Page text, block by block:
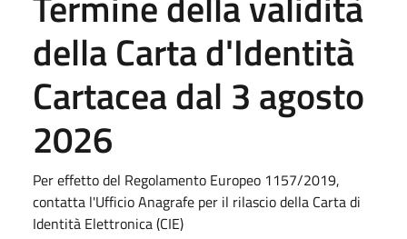
della Carta d'Identità
Cartacea dal 3 agosto
2026
Per effetto del Regolamento Europeo 1157/2019,
contatta l'Ufficio Anagrafe per il rilascio della Carta di
Identità Elettronica (CIE)